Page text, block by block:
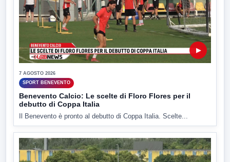
▶
7 AGOSTO 2026
SPORT BENEVENTO
Benevento Calcio: Le scelte di Floro Flores per il
debutto di Coppa Italia
Il Benevento è pronto al debutto di Coppa Italia. Scelte...